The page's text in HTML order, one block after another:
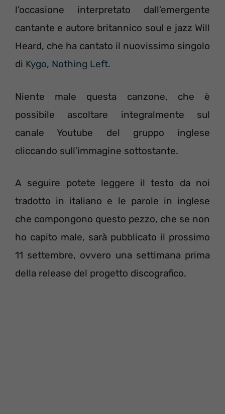
l’occasione interpretato dall’emergente
cantante e autore britannico soul e jazz Will
Heard, che ha cantato il nuovissimo singolo
di Kygo, Nothing Left.
Niente male questa canzone, che è
possibile ascoltare integralmente sul
canale Youtube del gruppo inglese
cliccando sull’immagine sottostante.
A seguire potete leggere il testo da noi
tradotto in italiano e le parole in inglese
che compongono questo pezzo, che se non
ho capito male, sarà pubblicato il prossimo
11 settembre, ovvero una settimana prima
della release del progetto discografico.